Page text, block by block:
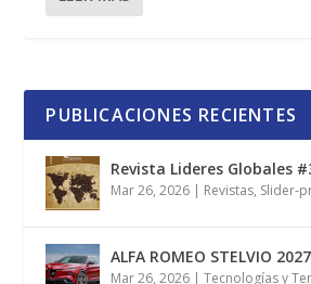
PUBLICACIONES RECIENTES
Revista Lideres Globales
Mar 26, 2026 | Revistas, Slider-
ALFA ROMEO STELVIO 2027
Mar 26, 2026 |Tecnologías y